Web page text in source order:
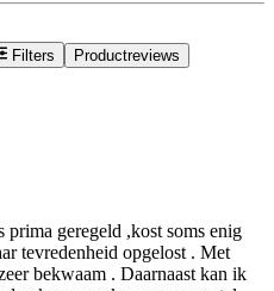
Filters Productreviews
geregeld ,kost soms enig
tevredenheid opgelost . Met
bekwaam . Daarnaast kan ik